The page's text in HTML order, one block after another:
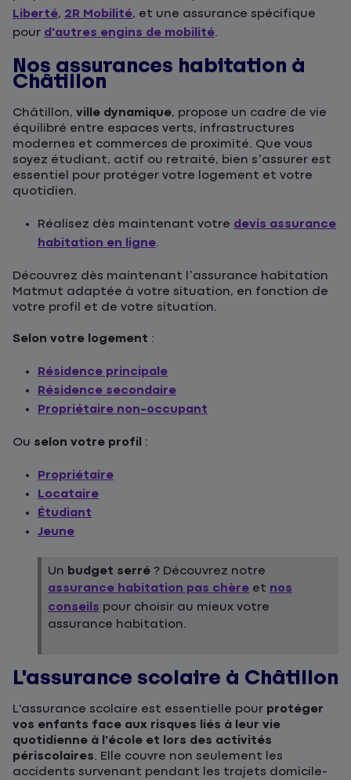
Liberté, 2R Mobilité, et une assurance spécifique
pour d'autres engins de mobilité.
Nos assurances habitation à
Châtillon
Châtillon, ville dynamique, propose un cadre de vie
équilibré entre espaces verts, infrastructures
modernes et commerces de proximité. Que vous
soyez étudiant, actif ou retraité, bien s’assurer est
essentiel pour protéger votre logement et votre
quotidien.
Réalisez dès maintenant votre devis assurance
habitation en ligne.
Découvrez dès maintenant l’assurance habitation
Matmut adaptée à votre situation, en fonction de
votre profil et de votre situation.
Selon votre logement :
Résidence principale
Résidence secondaire
Propriétaire non-occupant
Ou selon votre profil :
Propriétaire
Locataire
Étudiant
Jeune
Un budget serré ? Découvrez notre
assurance habitation pas chère et nos
conseils pour choisir au mieux votre
assurance habitation.
L'assurance scolaire à Châtillon
L'assurance scolaire est essentielle pour protéger
vos enfants face aux risques liés à leur vie
quotidienne à l'école et lors des activités
périscolaires. Elle couvre non seulement les
accidents survenant pendant les trajets domicile-